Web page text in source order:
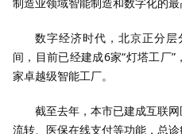
制造业领域智能制造和数字化的最
数字经济时代，北京正分
间，目前已经建成6家“灯塔工厂
家卓越级智能工厂。
截至去年，本市已建成互联
流转、医保在线支付等功能，总